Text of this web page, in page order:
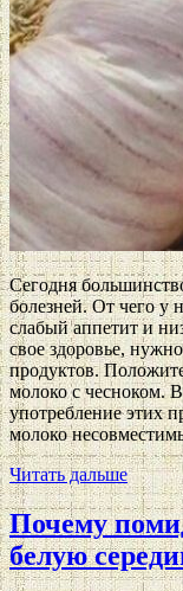
Сегодня
болезней. От чего у
слабый аппетит и
свое здоровье,
продуктов.
молоко с чесноком.
употребление этих
молоко
Читать дальше
Почему
белую